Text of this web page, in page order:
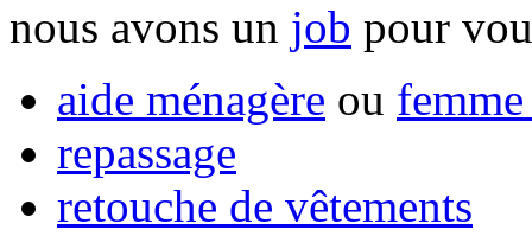
nous avons un job pour
aide ménagère ou
repassage
retouche de vêtements